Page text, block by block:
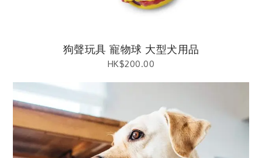
狗聲玩具 寵物球 大型犬用品
HK$200.00